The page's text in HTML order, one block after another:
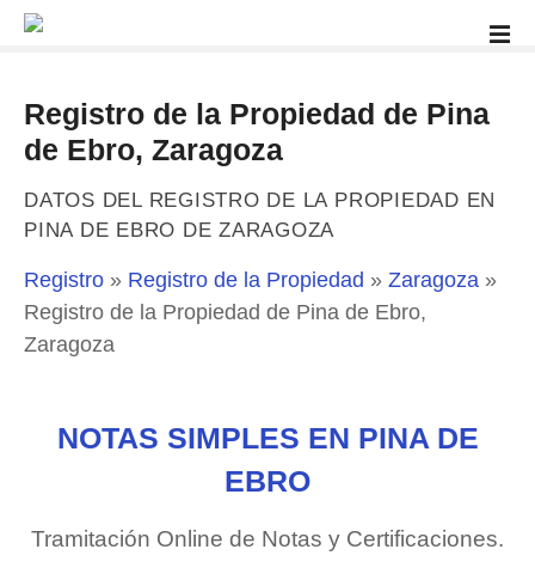
Registro de la Propiedad de Pina
de Ebro, Zaragoza
DATOS DEL REGISTRO DE LA PROPIEDAD EN
PINA DE EBRO DE ZARAGOZA
Registro » Registro de la Propiedad » Zaragoza »
Registro de la Propiedad de Pina de Ebro,
Zaragoza
NOTAS SIMPLES EN PINA DE
EBRO
Tramitación Online de Notas y Certificaciones.